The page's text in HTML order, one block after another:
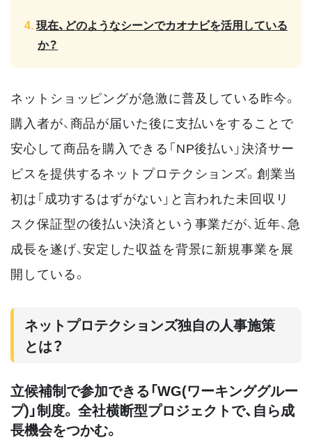
現在、どのようなシーンでカオナビを活用している
か？
ネットショッピングが急激に普及している昨今。
購入者が、商品が届いた後に支払いをすることで
安心して商品を購入できる「NP後払い」決済サー
ビスを提供するネットプロテクションズ。創業当
初は「成功するはずがない」と言われた未回収リ
スク保証型の後払い決済という事業だが、近年、急
成長を遂げ、安定した収益を背景に新規事業を展
開している。
ネットプロテクションズ独自の人事施策
とは？
立候補制で参加できる「WG(ワーキンググルー
プ)」制度。 全社横断型プロジェクトで、自ら成
長機会をつかむ。